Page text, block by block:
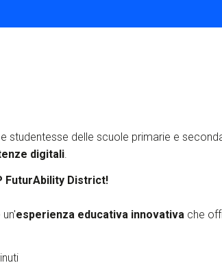
studentesse delle scuole primarie e
digitali.
FuturAbility District!
un'esperienza educativa innovativa che